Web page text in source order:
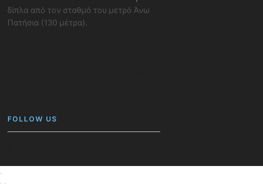
δίπλα από τον σταθμό του μετρό Άνω
Πατήσια (130 μέτρα).
FOLLOW US